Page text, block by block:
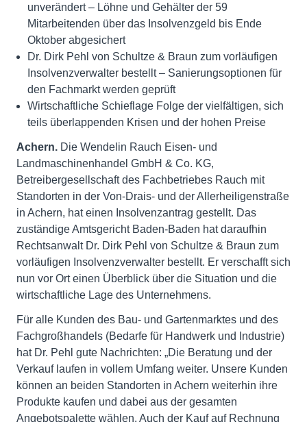
unverändert – Löhne und Gehälter der 59
Mitarbeitenden über das Insolvenzgeld bis Ende
Oktober abgesichert
Dr. Dirk Pehl von Schultze & Braun zum vorläufigen
Insolvenzverwalter bestellt – Sanierungsoptionen für
den Fachmarkt werden geprüft
Wirtschaftliche Schieflage Folge der vielfältigen, sich
teils überlappenden Krisen und der hohen Preise
Achern. Die Wendelin Rauch Eisen- und
Landmaschinenhandel GmbH & Co. KG,
Betreibergesellschaft des Fachbetriebes Rauch mit
Standorten in der Von-Drais- und der Allerheiligenstraße
in Achern, hat einen Insolvenzantrag gestellt. Das
zuständige Amtsgericht Baden-Baden hat daraufhin
Rechtsanwalt Dr. Dirk Pehl von Schultze & Braun zum
vorläufigen Insolvenzverwalter bestellt. Er verschafft sich
nun vor Ort einen Überblick über die Situation und die
wirtschaftliche Lage des Unternehmens.
Für alle Kunden des Bau- und Gartenmarktes und des
Fachgroßhandels (Bedarfe für Handwerk und Industrie)
hat Dr. Pehl gute Nachrichten: „Die Beratung und der
Verkauf laufen in vollem Umfang weiter. Unsere Kunden
können an beiden Standorten in Achern weiterhin ihre
Produkte kaufen und dabei aus der gesamten
Angebotspalette wählen. Auch der Kauf auf Rechnung